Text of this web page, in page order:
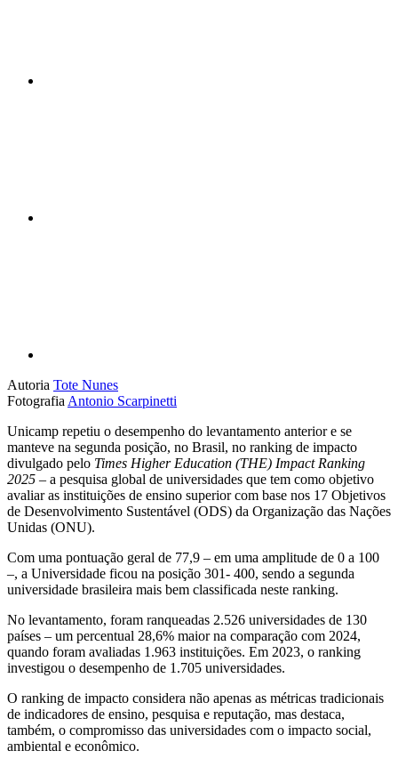
Autoria Tote Nunes
Fotografia Antonio Scarpinetti
Unicamp repetiu o desempenho do levantamento anterior e se
manteve na segunda posição, no Brasil, no ranking de impacto
divulgado pelo Times Higher Education (THE) Impact Ranking
2025 – a pesquisa global de universidades que tem como objetivo
avaliar as instituições de ensino superior com base nos 17 Objetivos
de Desenvolvimento Sustentável (ODS) da Organização das Nações
Unidas (ONU).
Com uma pontuação geral de 77,9 – em uma amplitude de 0 a 100
–, a Universidade ficou na posição 301- 400, sendo a segunda
universidade brasileira mais bem classificada neste ranking.
No levantamento, foram ranqueadas 2.526 universidades de 130
países – um percentual 28,6% maior na comparação com 2024,
quando foram avaliadas 1.963 instituições. Em 2023, o ranking
investigou o desempenho de 1.705 universidades.
O ranking de impacto considera não apenas as métricas tradicionais
de indicadores de ensino, pesquisa e reputação, mas destaca,
também, o compromisso das universidades com o impacto social,
ambiental e econômico.